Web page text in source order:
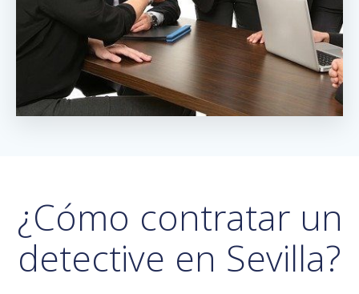
¿Cómo contratar un
detective en Sevilla?